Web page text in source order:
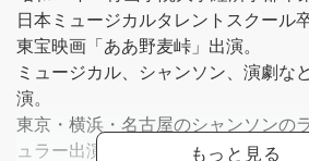
日本ミュージカルタレントスクール卒
東宝映画「ああ野麦峠」出演。
ミュージカル、シャンソン、演劇な
演。
東京・横浜・名古屋のシャンソンの
ュラー出演。